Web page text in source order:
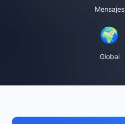
Mensajes
🌍
Global